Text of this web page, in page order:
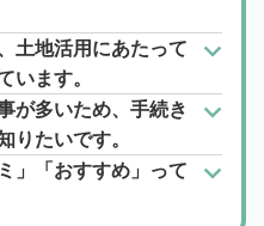
土地活用にあたって
います。
が多いため、手続き
りたいです。
」「おすすめ」って